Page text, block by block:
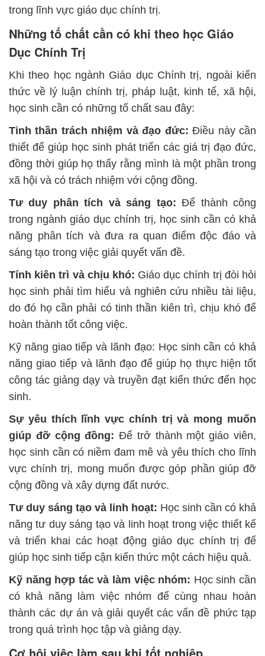
trong lĩnh vực giáo dục chính trị.
Những tố chất cần có khi theo học Giáo
Dục Chính Trị
Khi theo học ngành Giáo dục Chính trị, ngoài kiến
thức về lý luận chính trị, pháp luật, kinh tế, xã hội,
học sinh cần có những tố chất sau đây:
Tinh thần trách nhiệm và đạo đức: Điều này cần
thiết để giúp học sinh phát triển các giá trị đạo đức,
đồng thời giúp họ thấy rằng mình là một phần trong
xã hội và có trách nhiệm với cộng đồng.
Tư duy phân tích và sáng tạo: Để thành công
trong ngành giáo dục chính trị, học sinh cần có khả
năng phân tích và đưa ra quan điểm độc đáo và
sáng tạo trong việc giải quyết vấn đề.
Tính kiên trì và chịu khó: Giáo dục chính trị đòi hỏi
học sinh phải tìm hiểu và nghiên cứu nhiều tài liệu,
do đó họ cần phải có tinh thần kiên trì, chịu khó để
hoàn thành tốt công việc.
Kỹ năng giao tiếp và lãnh đạo: Học sinh cần có khả
năng giao tiếp và lãnh đạo để giúp họ thực hiện tốt
công tác giảng dạy và truyền đạt kiến thức đến học
sinh.
Sự yêu thích lĩnh vực chính trị và mong muốn
giúp đỡ cộng đồng: Để trở thành một giáo viên,
học sinh cần có niềm đam mê và yêu thích cho lĩnh
vực chính trị, mong muốn được góp phần giúp đỡ
cộng đồng và xây dựng đất nước.
Tư duy sáng tạo và linh hoạt: Học sinh cần có khả
năng tư duy sáng tạo và linh hoạt trong việc thiết kế
và triển khai các hoạt động giáo dục chính trị để
giúp học sinh tiếp cận kiến thức một cách hiệu quả.
Kỹ năng hợp tác và làm việc nhóm: Học sinh cần
có khả năng làm việc nhóm để cùng nhau hoàn
thành các dự án và giải quyết các vấn đề phức tạp
trong quá trình học tập và giảng dạy.